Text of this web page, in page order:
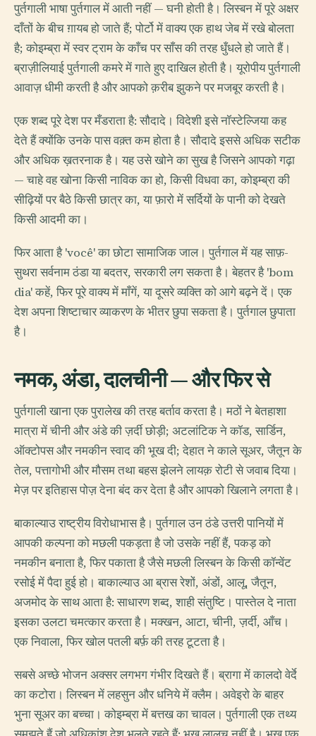
पुर्तगाली भाषा पुर्तगाल में आती नहीं — घनी होती है। लिस्बन में पूरे अक्षर
दाँतों के बीच ग़ायब हो जाते हैं; पोर्टो में वाक्य एक हाथ जेब में रखे बोलता
है; कोइम्ब्रा में स्वर ट्राम के काँच पर साँस की तरह धुँधले हो जाते हैं।
ब्राज़ीलियाई पुर्तगाली कमरे में गाते हुए दाखिल होती है। यूरोपीय पुर्तगाली
आवाज़ धीमी करती है और आपको क़रीब झुकने पर मजबूर करती है।
एक शब्द पूरे देश पर मँडराता है: सौदादे। विदेशी इसे नॉस्टेल्जिया कह
देते हैं क्योंकि उनके पास वक़्त कम होता है। सौदादे इससे अधिक सटीक
और अधिक ख़तरनाक है। यह उसे खोने का सुख है जिसने आपको गढ़ा
— चाहे वह खोना किसी नाविक का हो, किसी विधवा का, कोइम्ब्रा की
सीढ़ियों पर बैठे किसी छात्र का, या फ़ारो में सर्दियों के पानी को देखते
किसी आदमी का।
फिर आता है 'você' का छोटा सामाजिक जाल। पुर्तगाल में यह साफ़-
सुथरा सर्वनाम ठंडा या बदतर, सरकारी लग सकता है। बेहतर है 'bom
dia' कहें, फिर पूरे वाक्य में माँगें, या दूसरे व्यक्ति को आगे बढ़ने दें। एक
देश अपना शिष्टाचार व्याकरण के भीतर छुपा सकता है। पुर्तगाल छुपाता
है।
नमक, अंडा, दालचीनी — और फिर से
पुर्तगाली खाना एक पुरालेख की तरह बर्ताव करता है। मठों ने बेतहाशा
मात्रा में चीनी और अंडे की ज़र्दी छोड़ी; अटलांटिक ने कॉड, सार्डिन,
ऑक्टोपस और नमकीन स्वाद की भूख दी; देहात ने काले सूअर, जैतून के
तेल, पत्तागोभी और मौसम तथा बहस झेलने लायक़ रोटी से जवाब दिया।
मेज़ पर इतिहास पोज़ देना बंद कर देता है और आपको खिलाने लगता है।
बाकाल्याउ राष्ट्रीय विरोधाभास है। पुर्तगाल उन ठंडे उत्तरी पानियों में
आपकी कल्पना को मछली पकड़ता है जो उसके नहीं हैं, पकड़ को
नमकीन बनाता है, फिर पकाता है जैसे मछली लिस्बन के किसी कॉन्वेंट
रसोई में पैदा हुई हो। बाकाल्याउ आ ब्रास रेशों, अंडों, आलू, जैतून,
अजमोद के साथ आता है: साधारण शब्द, शाही संतुष्टि। पास्तेल दे नाता
इसका उलटा चमत्कार करता है। मक्खन, आटा, चीनी, ज़र्दी, आँच।
एक निवाला, फिर खोल पतली बर्फ़ की तरह टूटता है।
सबसे अच्छे भोजन अक्सर लगभग गंभीर दिखते हैं। ब्रागा में कालदो वेर्दे
का कटोरा। लिस्बन में लहसुन और धनिये में क्लैम। अवेइरो के बाहर
भुना सूअर का बच्चा। कोइम्ब्रा में बत्तख का चावल। पुर्तगाली एक तथ्य